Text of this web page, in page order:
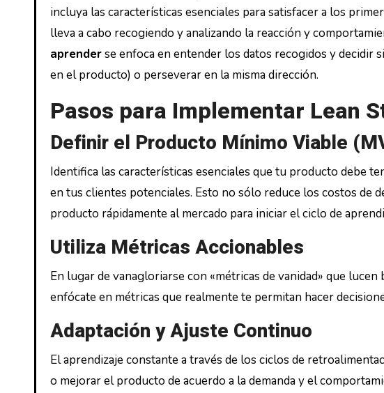
incluya las características esenciales para satisfacer a los
lleva a cabo recogiendo y analizando la reacción y
aprenderse enfoca en entender los datos recogidos y decidir
en el producto) o perseverar en la misma dirección.
Pasos para Implementar Lean
Definir el Producto Mínimo Viable
Identifica las características esenciales que tu producto debe
en tus clientes potenciales. Esto no sólo reduce los costos de
producto rápidamente al mercado para iniciar el ciclo de
Utiliza Métricas Accionables
En lugar de vanagloriarse con «métricas de vanidad» que
enfócate en métricas que realmente te permitan hacer
Adaptación y Ajuste Continuo
El aprendizaje constante a través de los ciclos de
o mejorar el producto de acuerdo a la demanda y el